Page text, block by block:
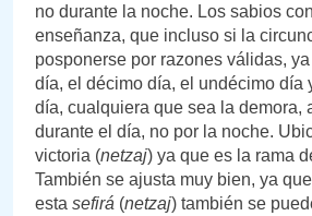
no durante la noche. Los sabios
enseñanza, que incluso si la
posponerse por razones válidas,
día, el décimo día, el undécimo día
día, cualquiera que sea la demora,
durante el día, no por la noche.
victoria (netzaj) ya que es la rama
También se ajusta muy bien, ya
esta sefirá (netzaj) también se